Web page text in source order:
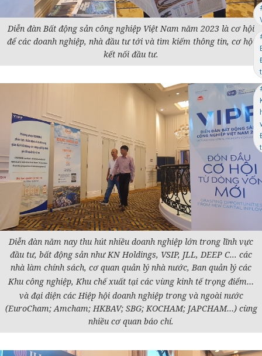
Diễn đàn Bất động sản công nghiệp Việt Nam năm 2023 là cơ hội
để các doanh nghiệp, nhà đầu tư tới và tìm kiếm thông tin, cơ hội
kết nối đầu tư.
Diễn đàn năm nay thu hút nhiều doanh nghiệp lớn trong lĩnh vực
đầu tư, bất động sản như KN Holdings, VSIP, JLL, DEEP C... các
nhà làm chính sách, cơ quan quản lý nhà nước, Ban quản lý các
Khu công nghiệp, Khu chế xuất tại các vùngkinh tếtrọng điểm…
và đại diện các Hiệp hội doanh nghiệp trong và ngoài nước
(EuroCham; Amcham; HKBAV; SBG; KOCHAM; JAPCHAM…) cùng
nhiều cơ quan báo chí.